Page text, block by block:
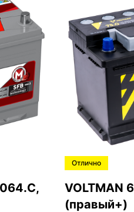
Отлично
VOLTMAN
(правый+)